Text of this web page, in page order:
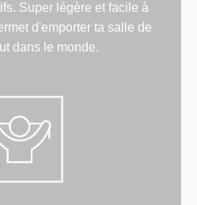
Super légère et facile à
d'emporter ta salle de
dans le monde.